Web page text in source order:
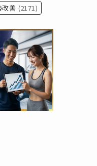
改善 (2171)